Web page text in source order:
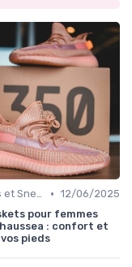
Baskets et Sneakers • 12/06/2025
pour femmes
: confort et
pieds